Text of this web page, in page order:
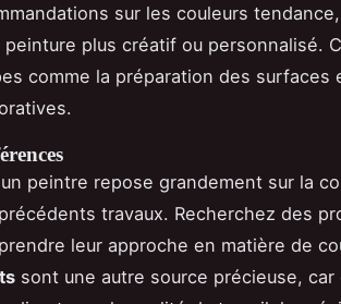
sur les couleurs
plus créatif ou personnalisé.
comme la préparation des surfaces
peintre repose grandement sur la
travaux. Recherchez des
leur approche en matière de
sont une autre source précieuse, car